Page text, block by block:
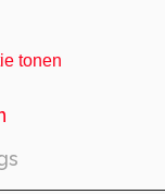
tonen